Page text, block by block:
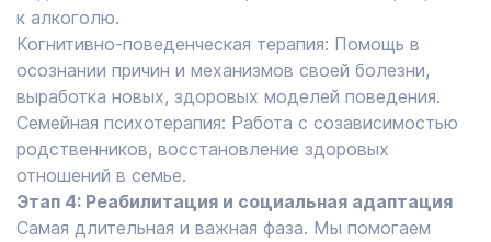
к алкоголю.
Когнитивно-поведенческая терапия: Помощь в
осознании причин и механизмов своей болезни,
выработка новых, здоровых моделей поведения.
Семейная психотерапия: Работа с созависимостью
родственников, восстановление здоровых
отношений в семье.
Этап 4: Реабилитация и социальная адаптация
Самая длительная и важная фаза. Мы помогаем